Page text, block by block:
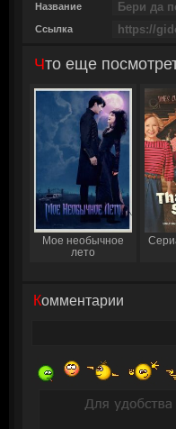
Название
Ссылка
Что еще
Мое необычное
лето
Комментарии